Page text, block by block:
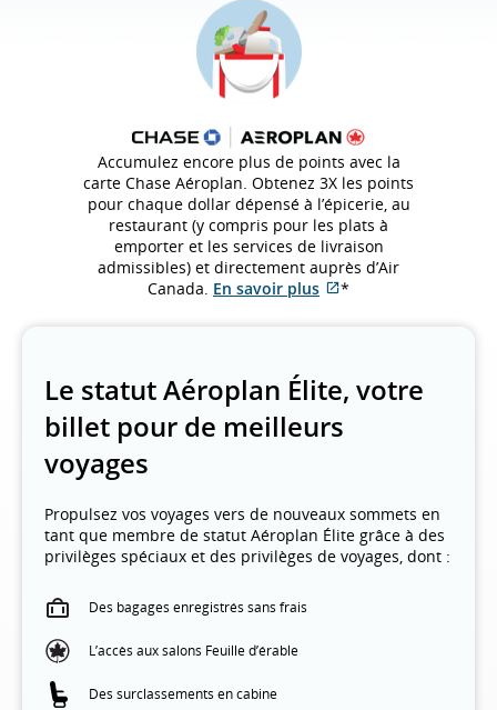
Accumulez encore plus de points avec la
carte Chase Aéroplan. Obtenez 3X les points
pour chaque dollar dépensé à l’épicerie, au
restaurant (y compris pour les plats à
emporter et les services de livraison
admissibles) et directement auprès d’Air
Canada. En savoir plus
Site
ne
respecter
matière
d’accessibilité
ou
*
Le statut Aéroplan Élite, votre
billet pour de meilleurs
voyages
Propulsez vos voyages vers de nouveaux sommets en
tant que membre de statut Aéroplan Élite grâce à des
privilèges spéciaux et des privilèges de voyages, dont :
Des bagages enregistrés sans frais
L’accès aux salons Feuille d’érable
Des surclassements en cabine